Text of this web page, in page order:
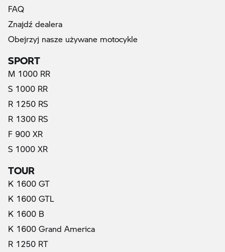
FAQ
Znajdź dealera
Obejrzyj nasze używane motocykle
SPORT
M 1000 RR
S 1000 RR
R 1250 RS
R 1300 RS
F 900 XR
S 1000 XR
TOUR
K 1600 GT
K 1600 GTL
K 1600 B
K 1600 Grand America
R 1250 RT